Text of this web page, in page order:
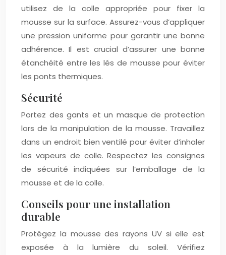
utilisez de la colle appropriée pour fixer la
mousse sur la surface. Assurez-vous d’appliquer
une pression uniforme pour garantir une bonne
adhérence. Il est crucial d’assurer une bonne
étanchéité entre les lés de mousse pour éviter
les ponts thermiques.
Sécurité
Portez des gants et un masque de protection
lors de la manipulation de la mousse. Travaillez
dans un endroit bien ventilé pour éviter d’inhaler
les vapeurs de colle. Respectez les consignes
de sécurité indiquées sur l’emballage de la
mousse et de la colle.
Conseils pour une installation
durable
Protégez la mousse des rayons UV si elle est
exposée à la lumière du soleil. Vérifiez